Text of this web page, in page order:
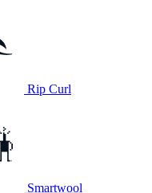
Rip Curl
Smartwool